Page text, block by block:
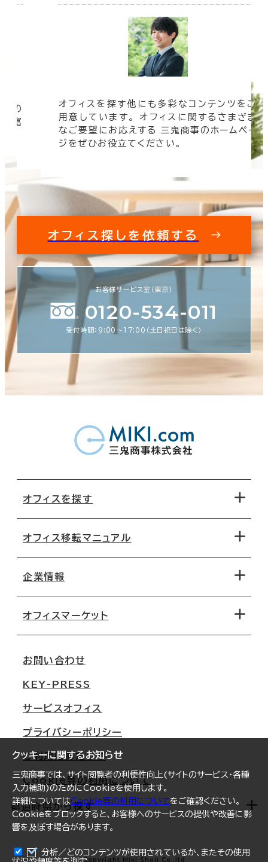
クッキーに関するお知らせ
三鬼商事では、サイト閲覧者の利便性向上(サイトのサービス・各種
入力補助)のためにCookieを使用します。
詳細についてはCookie等の利用についてをご確認ください。
Cookieをブロックすると、お客様へのサービスの提供や改善に影
響を及ぼす場合があります。
分析／どのコンテンツが使用されているか、またその使用
の
豊富
オフィスを探す他にも多彩なコンテンツをご
用意しています。 オフィスに関するさまざま
なご要望にお応えする 三鬼商事のホームペー
ジをぜひお役立てください。
オフィス探しを依頼する
お客様サービス室（東京）
0120-534-011
受付時間：9:00〜17:00（土日祝日は除く）
オフィスを探す
地図から探す
路線・駅から探す
オフィス移転マニュアル
移転コストシミュレーション
移転スケジュール
オフィス移転Q&A
企業情報
オフィスマーケット
大阪
名古屋
札幌
仙台
横浜
福岡
オフィスリポート
ログイン
お問い合わせ
KEY-PRESS
サービスオフィス
プライバシーポリシー
ご利用にあたって
Cookie等の利用について
都道府県から探す
北海道 Copyright Miki Shoji Co.,ltd